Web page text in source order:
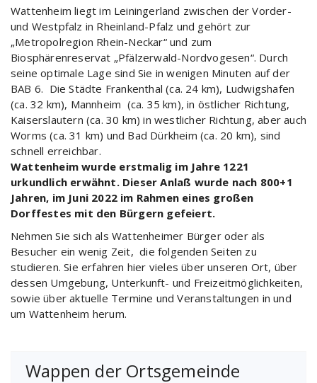
Wattenheim liegt im Leiningerland zwischen der Vorder-
und Westpfalz in Rheinland-Pfalz und gehört zur
„Metropolregion Rhein-Neckar“ und zum
Biosphärenreservat „Pfälzerwald-Nordvogesen“. Durch
seine optimale Lage sind Sie in wenigen Minuten auf der
BAB 6. Die Städte Frankenthal (ca. 24 km), Ludwigshafen
(ca. 32 km), Mannheim (ca. 35 km), in östlicher Richtung,
Kaiserslautern (ca. 30 km) in westlicher Richtung, aber auch
Worms (ca. 31 km) und Bad Dürkheim (ca. 20 km), sind
schnell erreichbar.
Wattenheim wurde erstmalig im Jahre 1221
urkundlich erwähnt. Dieser Anlaß wurde nach 800+1
Jahren, im Juni 2022 im Rahmen eines großen
Dorffestes mit den Bürgern gefeiert.
Nehmen Sie sich als Wattenheimer Bürger oder als
Besucher ein wenig Zeit, die folgenden Seiten zu
studieren. Sie erfahren hier vieles über unseren Ort, über
dessen Umgebung, Unterkunft- und Freizeitmöglichkeiten,
sowie über aktuelle Termine und Veranstaltungen in und
um Wattenheim herum.
Wappen der Ortsgemeinde